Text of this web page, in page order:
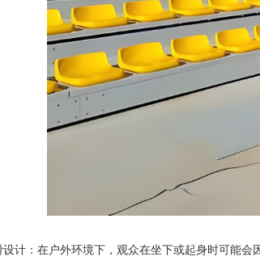
设计：在户外环境下，观众在坐下或起身时可能会